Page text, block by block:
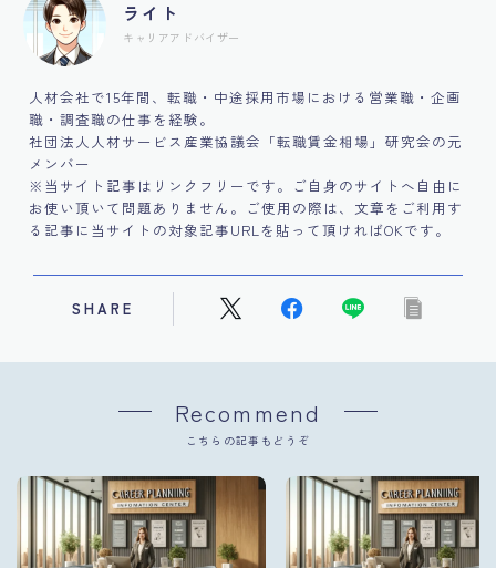
ライト
キャリアアドバイザー
人材会社で15年間、転職・中途採用市場における営業職・企画
職・調査職の仕事を経験。
社団法人人材サービス産業協議会「転職賃金相場」研究会の元
メンバー
※当サイト記事はリンクフリーです。ご自身のサイトへ自由に
お使い頂いて問題ありません。ご使用の際は、文章をご利用す
る記事に当サイトの対象記事URLを貼って頂ければOKです。
SHARE
Recommend
こちらの記事もどうぞ